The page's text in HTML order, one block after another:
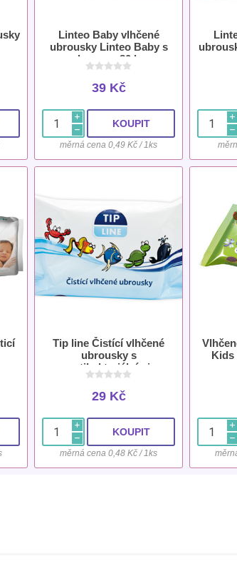
Linteo Baby vlhčené
ubrousky Linteo Baby s
aloe vera 80 ks
39 Kč
i
h
měrná cena 0,49 Kč / 1ks
i
h
Tip line Čistící vlhčené
ubrousky s
antibakteriálními
přísadami 60 ks
29 Kč
i
h
měrná cena 0,48 Kč / 1ks
Kids
i
h